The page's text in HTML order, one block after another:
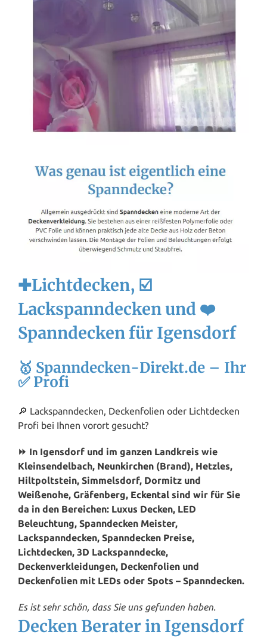
✚Lichtdecken, ☑️
Lackspanndecken und ❤️
Spanndecken für Igensdorf
🥇 Spanndecken-Direkt.de – Ihr
✅ Profi
🔎 Lackspanndecken, Deckenfolien oder Lichtdecken
Profi bei Ihnen vorort gesucht?
⏩ In Igensdorf und im ganzen Landkreis wie
Kleinsendelbach, Neunkirchen (Brand), Hetzles,
Hiltpoltstein, Simmelsdorf, Dormitz und
Weißenohe, Gräfenberg, Eckental sind wir für Sie
da in den Bereichen: Luxus Decken, LED
Beleuchtung, Spanndecken Meister,
Lackspanndecken, Spanndecken Preise,
Lichtdecken, 3D Lackspanndecke,
Deckenverkleidungen, Deckenfolien und
Deckenfolien mit LEDs oder Spots – Spanndecken.
Es ist sehr schön, dass Sie uns gefunden haben.
Decken Berater in Igensdorf